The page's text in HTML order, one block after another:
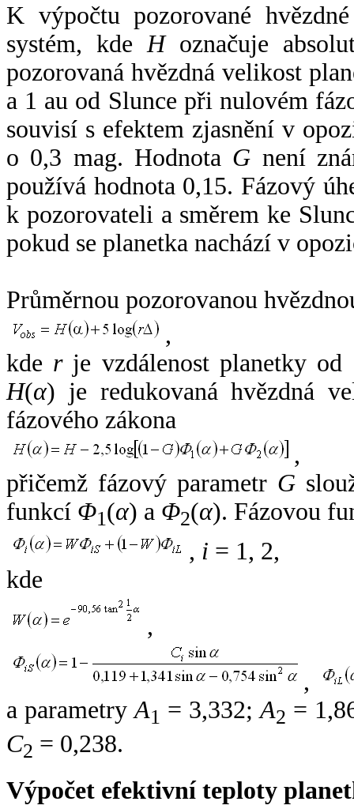
K výpočtu pozorované
systém, kde Hoznačuje
pozorovaná hvězdná velikost
a 1 au od Slunce při nulovém
souvisí s efektem zjasnění v
o 0,3 mag. Hodnota G není
používá hodnota 0,15. Fázový
k pozorovateli a směrem ke
pokud se planetka nachází v
Průměrnou pozorovanou
,
kde rje vzdálenost planetky od
H(α) je redukovaná hvězdná
fázového zákona
,
přičemž fázový parametr G
funkcí Φ1(α) a Φ2(α). Fázovou
, i = 1, 2,
kde
,
,
a parametryA1 = 3,332;A2 =
C2 = 0,238.
Výpočet efektivní teploty